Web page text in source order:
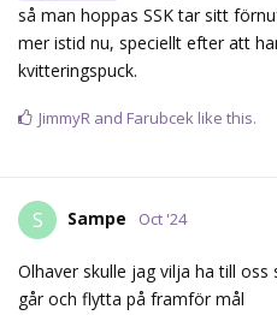
så man hoppas SSK tar sitt
mer istid nu, speciellt efter att
kvitteringspuck.
JimmyR and Farubcek like this.
S Sampe Oct '24
Olhaver skulle jag vilja ha till
går och flytta på framför mål